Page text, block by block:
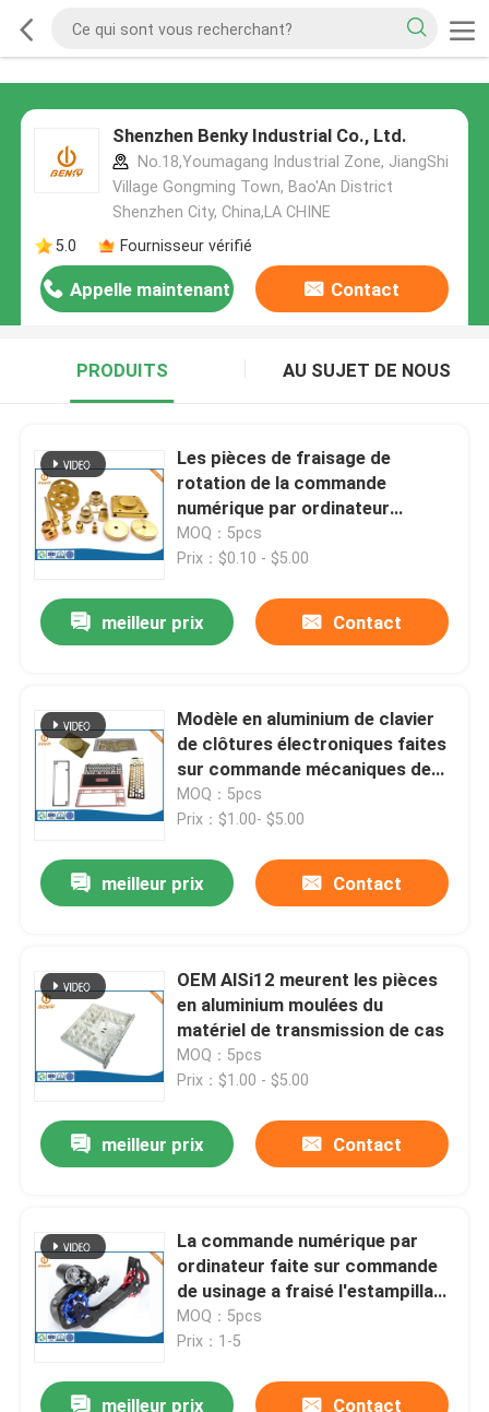
Shenzhen Benky Industrial Co., Ltd.
No.18,Youmagang Industrial Zone, JiangShi
Village Gongming Town, Bao'An District
Shenzhen City, China,LA CHINE
5.0
Fournisseur vérifié
Appelle maintenant Contact
PRODUITS AU SUJET DE NOUS
Les pièces de fraisage de
rotation de la commande
numérique par ordinateur
AL6061 ont anodisé la clôture
sablée
MOQ：5pcs
Prix：$0.10 - $5.00
meilleur prix Contact
Modèle en aluminium de clavier
de clôtures électroniques faites
sur commande mécaniques de
commande numérique par
ordinateur
MOQ：5pcs
Prix：$1.00- $5.00
meilleur prix Contact
OEM AlSi12 meurent les pièces
en aluminium moulées du
matériel de transmission de cas
MOQ：5pcs
Prix：$1.00 - $5.00
meilleur prix Contact
La commande numérique par
ordinateur faite sur commande
de usinage a fraisé l'estampillage
titanique d'acier inoxydable de
pièces
MOQ：5pcs
Prix：1-5
meilleur prix Contact